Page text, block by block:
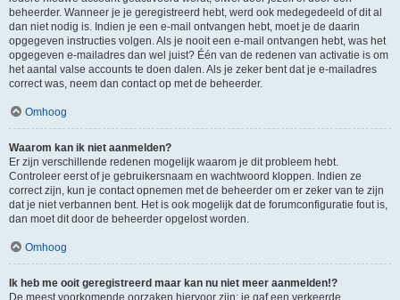
beheerder. Wanneer je je geregistreerd hebt, werd ook medegedeeld of dit al
dan niet nodig is. Indien je een e-mail ontvangen hebt, moet je de daarin
opgegeven instructies volgen. Als je nooit een e-mail ontvangen hebt, was het
opgegeven e-mailadres dan wel juist? Één van de redenen van activatie is om
het aantal valse accounts te doen dalen. Als je zeker bent dat je e-mailadres
correct was, neem dan contact op met de beheerder.
Omhoog
Waarom kan ik niet aanmelden?
Er zijn verschillende redenen mogelijk waarom je dit probleem hebt.
Controleer eerst of je gebruikersnaam en wachtwoord kloppen. Indien ze
correct zijn, kun je contact opnemen met de beheerder om er zeker van te zijn
dat je niet verbannen bent. Het is ook mogelijk dat de forumconfiguratie fout is,
dan moet dit door de beheerder opgelost worden.
Omhoog
Ik heb me ooit geregistreerd maar kan nu niet meer aanmelden!?
De meest voorkomende oorzaken hiervoor zijn: je gaf een verkeerde